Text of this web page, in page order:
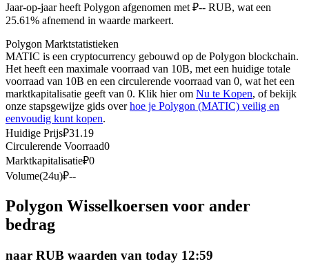
Futures met USDC als onderpand
Kopiëren Handel
Sluit je aan bij top traders
Jaar-op-jaar heeft Polygon afgenomen met ₽-- RUB, wat een
25.61% afnemend in waarde markeert.
Polygon Marktstatistieken
MATIC is een cryptocurrency gebouwd op de Polygon blockchain.
Het heeft een maximale voorraad van 10B, met een huidige totale
voorraad van 10B en een circulerende voorraad van 0, wat het een
marktkapitalisatie geeft van 0. Klik hier om Nu te Kopen, of bekijk
onze stapsgewijze gids overhoe je Polygon (MATIC) veilig en
eenvoudig kunt kopen.
Huidige Prijs₽31.19
Circulerende Voorraad0
Marktkapitalisatie₽0
Volume(24u)₽--
Polygon Wisselkoersen voor ander
bedrag
naar RUB waarden van today 12:59